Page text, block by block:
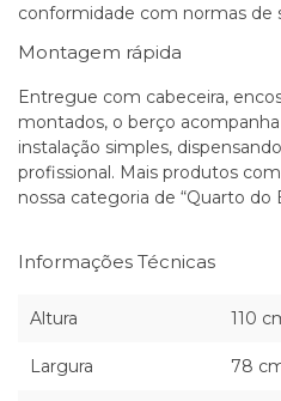
conformidade com normas de
Montagem rápida
Entregue com cabeceira,
montados, o berço
instalação simples,
profissional. Mais produtos
nossa categoria de “Quarto do
Informações Técnicas
Altura 110
Largura 78